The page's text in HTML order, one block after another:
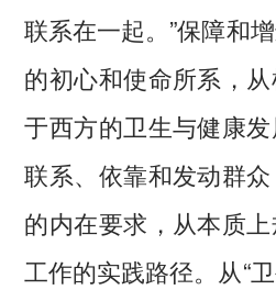
联系在一起。”保障和
的初心和使命所系，
于西方的卫生与健康
联系、依靠和发动群
的内在要求，从本质
工作的实践路径。从“